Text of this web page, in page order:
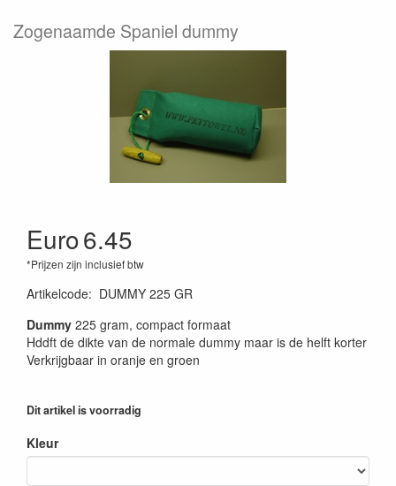
Zogenaamde Spaniel dummy
Euro6.45
*Prijzen zijn inclusief btw
Artikelcode: DUMMY 225 GR
Dummy 225 gram, compact formaat
Hddft de dikte van de normale dummy maar is de helft korter
Verkrijgbaar in oranje en groen
Dit artikel is voorradig
Kleur